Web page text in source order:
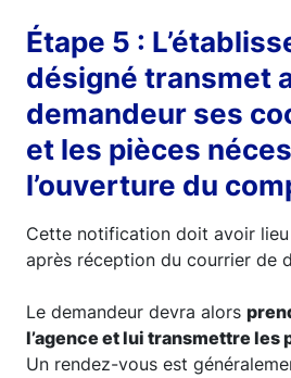
Étape 5 :
désigné transmet
demandeur ses
et les pièces
l’ouverture du
Cette notification doit avoir
après réception du courrier de
Le demandeur devra alors
l’agence et lui transmettre les
Un rendez-vous est